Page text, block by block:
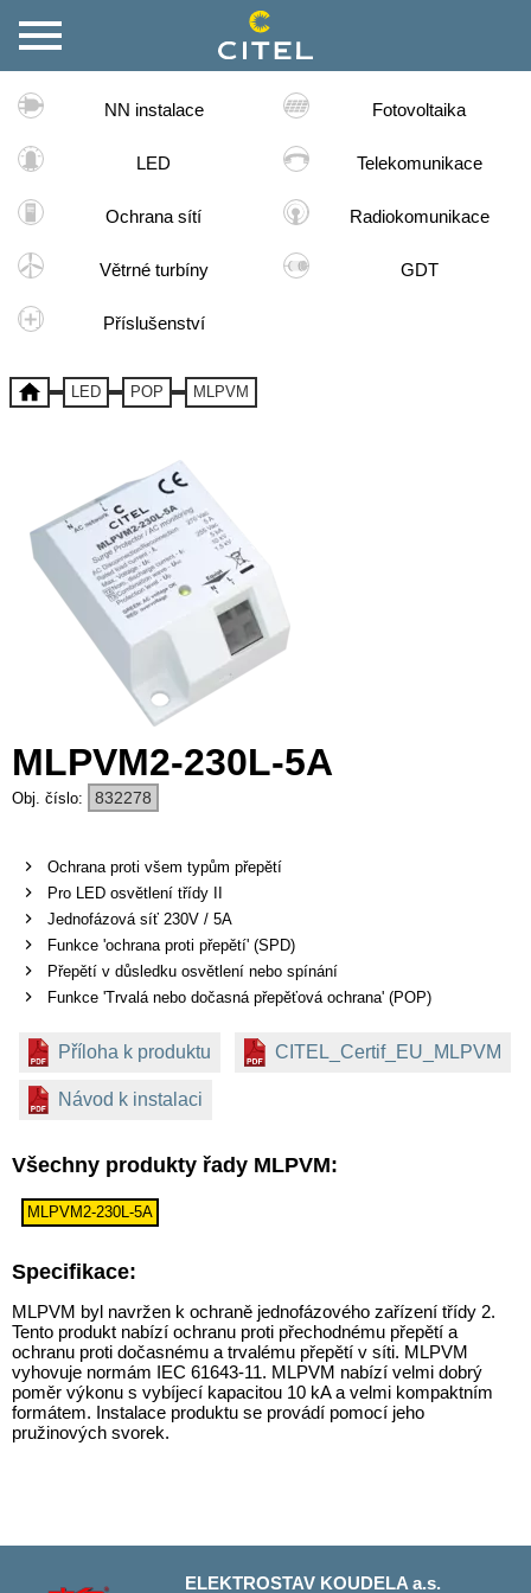
NN instalace Fotovoltaika
LED Telekomunikace
Ochrana sítí Radiokomunikace
Větrné turbíny GDT
Příslušenství
LED POP MLPVM
MLPVM2-230L-5A
832278
Ochrana proti všem typům přepětí
Pro LED osvětlení třídy II
Jednofázová síť 230V / 5A
Funkce 'ochrana proti přepětí' (SPD)
Přepětí v důsledku osvětlení nebo spínání
Funkce 'Trvalá nebo dočasná přepěťová ochrana' (POP)
Příloha k produktu CITEL_Certif_EU_MLPVM
Návod k instalaci
Všechny produkty řady MLPVM:
MLPVM2-230L-5A
Specifikace:
MLPVM byl navržen k ochraně jednofázového zařízení třídy 2.
Tento produkt nabízí ochranu proti přechodnému přepětí a
ochranu proti dočasnému a trvalému přepětí v síti. MLPVM
vyhovuje normám IEC 61643-11. MLPVM nabízí velmi dobrý
poměr výkonu s vybíjecí kapacitou 10 kA a velmi kompaktním
formátem. Instalace produktu se provádí pomocí jeho
pružinových svorek.
ELEKTROSTAV KOUDELA a.s.